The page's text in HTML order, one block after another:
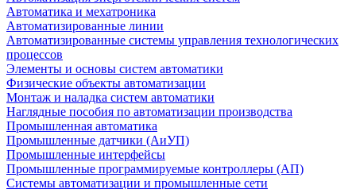
Автоматика и мехатроника
Автоматизированные линии
Автоматизированные системы управления технологических
процессов
Элементы и основы систем автоматики
Физические объекты автоматизации
Монтаж и наладка систем автоматики
Наглядные пособия по автоматизации производства
Промышленная автоматика
Промышленные датчики (АиУП)
Промышленные интерфейсы
Промышленные программируемые контроллеры (АП)
Системы автоматизации и промышленные сети